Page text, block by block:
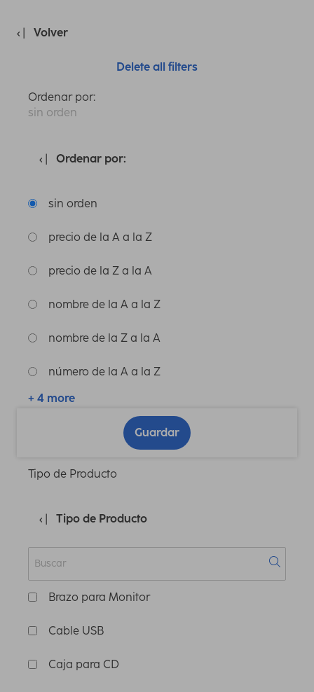
Volver
Delete all filters
Ordenar por:
sin orden
Ordenar por:
sin orden
precio de la A a la Z
precio de la Z a la A
nombre de la A a la Z
nombre de la Z a la A
número de la A a la Z
+ 4 more
Guardar
Tipo de Producto
Tipo de Producto
Brazo para Monitor
Cable USB
Caja para CD